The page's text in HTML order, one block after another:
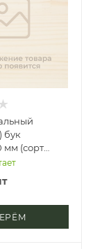
бук
мм (сорт